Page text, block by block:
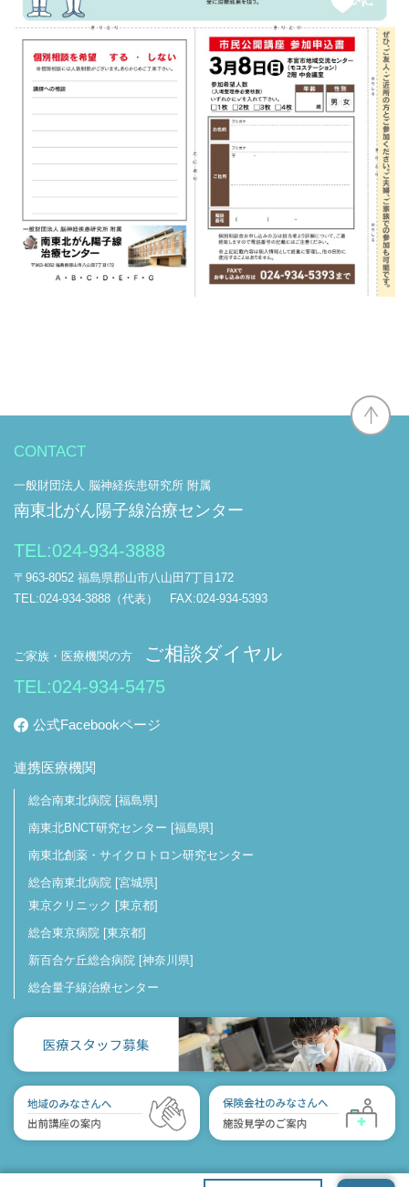
CONTACT
一般財団法人 脳神経疾患研究所 附属
南東北がん陽子線治療センター
TEL:024-934-3888
〒963-8052 福島県郡山市八山田7丁目172
TEL:024-934-3888（代表） FAX:024-934-5393
ご家族・医療機関の方 ご相談ダイヤル
TEL:024-934-5475
公式Facebookページ
連携医療機関
総合南東北病院 [福島県]
南東北BNCT研究センター [福島県]
南東北創薬・サイクロトロン研究センター
総合南東北病院 [宮城県]
東京クリニック [東京都]
総合東京病院 [東京都]
新百合ケ丘総合病院 [神奈川県]
総合量子線治療センター